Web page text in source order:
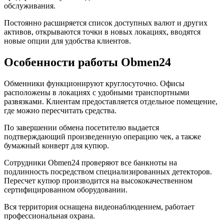
обслуживания.
Постоянно расширяется список доступных валют и других
активов, открываются точки в новых локациях, вводятся
новые опции для удобства клиентов.
Особенности работы Obmen24
Обменники функционируют круглосуточно. Офисы
расположены в локациях с удобными транспортными
развязками. Клиентам предоставляется отдельное помещение,
где можно пересчитать средства.
По завершении обмена посетителю выдается
подтверждающий произведенную операцию чек, а также
бумажный конверт для купюр.
Сотрудники Obmen24 проверяют все банкноты на
подлинность посредством специализированных детекторов.
Пересчет купюр производится на высококачественном
сертифицированном оборудовании.
Вся территория оснащена видеонаблюдением, работает
профессиональная охрана.